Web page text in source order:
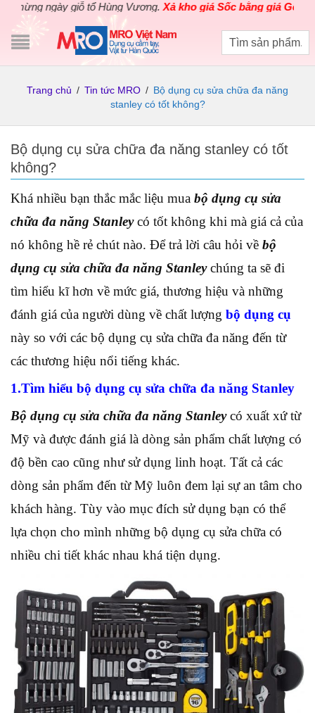
ngày giỗ tổ Hùng Vương.Xả kho giá Sốc bằng giá Gốccho các
Trang chủ / Tin tức MRO / Bộ dụng cụ sửa chữa đa năng
stanley có tốt không?
Bộ dụng cụ sửa chữa đa năng stanley có tốt
không?
Khá nhiều bạn thắc mắc liệu mua bộ dụng cụ sửa
chữa đa năng Stanleycó tốt không khi mà giá cả của
nó không hề rẻ chút nào. Để trả lời câu hỏi về bộ
dụng cụ sửa chữa đa năng Stanleychúng ta sẽ đi
tìm hiểu kĩ hơn về mức giá, thương hiệu và những
đánh giá của người dùng về chất lượng bộ dụng cụ
này so với các bộ dụng cụ sửa chữa đa năng đến từ
các thương hiệu nổi tiếng khác.
1.Tìm hiểu bộ dụng cụ sửa chữa đa năng Stanley
Bộ dụng cụ sửa chữa đa năng Stanleycó xuất xứ từ
Mỹ và được đánh giá là dòng sản phẩm chất lượng có
độ bền cao cũng như sử dụng linh hoạt. Tất cả các
dòng sản phẩm đến từ Mỹ luôn đem lại sự an tâm cho
khách hàng. Tùy vào mục đích sử dụng bạn có thể
lựa chọn cho mình những bộ dụng cụ sửa chữa có
nhiều chi tiết khác nhau khá tiện dụng.